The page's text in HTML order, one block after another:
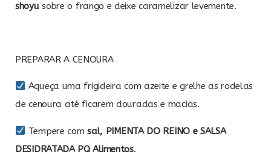
shoyusobre o frango e deixe caramelizar levemente.
PREPARAR A CENOURA
Aqueça uma frigideira com azeite e grelhe as rodelas
de cenoura até ficarem douradas e macias.
Tempere comsal, PIMENTA DO REINO e SALSA
DESIDRATADA PQ Alimentos.